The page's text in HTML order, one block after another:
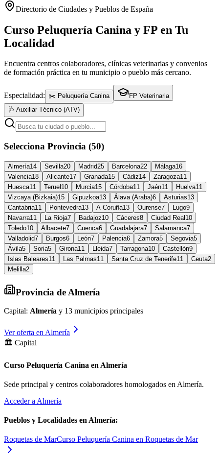
Directorio de Ciudades y Pueblos de España
Curso Peluquería Canina y FP en Tu
Localidad
Encuentra centros colaboradores, clínicas veterinarias y convenios
de formación práctica en tu municipio o pueblo más cercano.
Especialidad: ✂️ Peluquería Canina
FP Veterinaria
🩺 Auxiliar Técnico (ATV)
Selecciona Provincia (50)
Almería14 Sevilla20 Madrid25 Barcelona22 Málaga16
Valencia18 Alicante17 Granada15 Cádiz14 Zaragoza11
Huesca11 Teruel 10 Murcia15 Córdoba11 Jaén11 Huelva11
Vizcaya (Bizkaia)15 Gipuzkoa13 Álava (Araba)6 Asturias13
Cantabria11 Pontevedra13 A Coruña13 Ourense7 Lugo9
Navarra11 La Rioja7 Badajoz10 Cáceres8 Ciudad Real 10
Toledo10 Albacete7 Cuenca6 Guadalajara7 Salamanca7
Valladolid7 Burgos6 León7 Palencia6 Zamora5 Segovia5
Ávila5 Soria5 Girona11 Lleida7 Tarragona10 Castellón9
Islas Baleares11 Las Palmas11 Santa Cruz de Tenerife11 Ceuta2
Melilla2
Provincia de Almería
Capital: Almería y 13 municipios principales
Ver oferta en Almería
🏛️ Capital
Curso Peluquería Canina en Almería
Sede principal y centros colaboradores homologados en Almería.
Acceder a Almería
Pueblos y Localidades en Almería:
Roquetas de MarCurso Peluquería Canina en Roquetas de Mar